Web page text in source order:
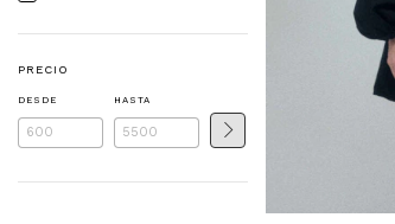
PRECIO
DESDE HASTA